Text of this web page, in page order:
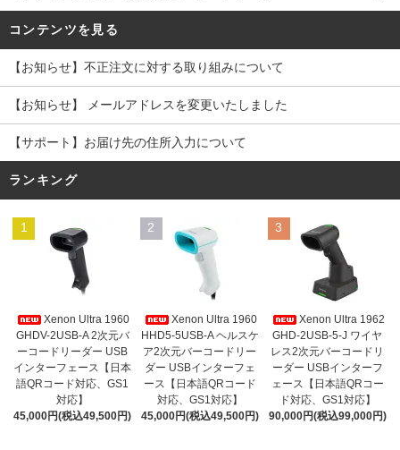
コンテンツを見る
【お知らせ】不正注文に対する取り組みについて
【お知らせ】 メールアドレスを変更いたしました
【サポート】お届け先の住所入力について
ランキング
1
Xenon Ultra 1960
GHDV-2USB-A 2次元バ
ーコードリーダー USB
インターフェース【日本
語QRコード対応、GS1
対応】
45,000円(税込49,500円)
2
Xenon Ultra 1960
HHD5-5USB-A ヘルスケ
ア2次元バーコードリー
ダー USBインターフェ
ース【日本語QRコード
対応、GS1対応】
45,000円(税込49,500円)
3
Xenon Ultra 1962
GHD-2USB-5-J ワイヤ
レス2次元バーコードリ
ーダー USBインターフ
ェース【日本語QRコー
ド対応、GS1対応】
90,000円(税込99,000円)